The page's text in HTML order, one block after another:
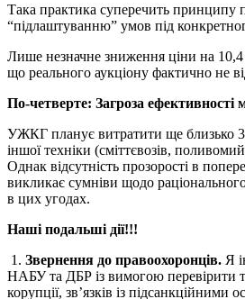
Така практика суперечить принципу
“підлаштуванню” умов під
Лише незначне зниження ціни на 10,4
що реального аукціону фактично не
По-четверте: Загроза ефективності
УЖКГ планує витратити ще близько
іншої техніки (сміттєвозів,
Однак відсутність прозорості в
викликає сумніви щодо
в цих угодах.
Наші подальші дії!!!
1. Звернення до правоохоронців. Я
НАБУ та ДБР із вимогою перевірити
корупції, зв’язків із підсанкційними